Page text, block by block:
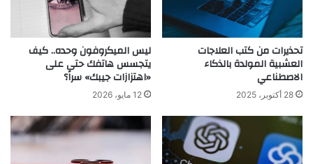
تحذيرات من كتب العلاجات
العشبية المولدة بالذكاء
الاصطناعي
28 أكتوبر، 2025
ليس الميكروفون وحده.. كيف
يتجسس هاتفك حتى على
«اهتزازات جيبك» سراً؟
12 مايو، 2026